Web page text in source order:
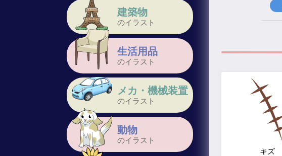
建築物
のイラスト
生活用品
のイラスト
メカ・機械装置
のイラスト
動物
のイラスト
キズ